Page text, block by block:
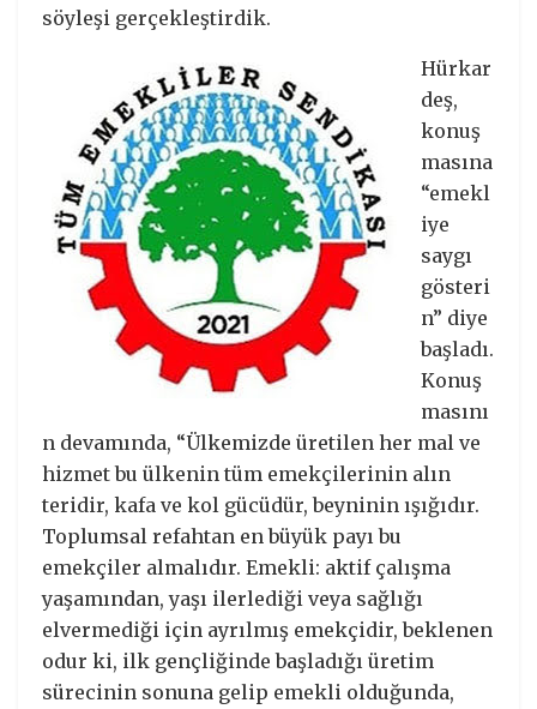
söyleşi gerçekleştirdik.
Hürkar
deş,
konuş
masına
“emekl
iye
saygı
gösteri
n” diye
başladı.
Konuş
masını
n devamında, “Ülkemizde üretilen her mal ve
hizmet bu ülkenin tüm emekçilerinin alın
teridir, kafa ve kol gücüdür, beyninin ışığıdır.
Toplumsal refahtan en büyük payı bu
emekçiler almalıdır. Emekli: aktif çalışma
yaşamından, yaşı ilerlediği veya sağlığı
elvermediği için ayrılmış emekçidir, beklenen
odur ki, ilk gençliğinde başladığı üretim
sürecinin sonuna gelip emekli olduğunda,